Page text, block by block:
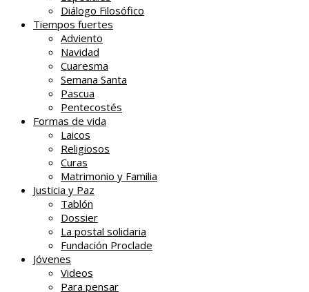
Diálogo Filosófico
Tiempos fuertes
Adviento
Navidad
Cuaresma
Semana Santa
Pascua
Pentecostés
Formas de vida
Laicos
Religiosos
Curas
Matrimonio y Familia
Justicia y Paz
Tablón
Dossier
La postal solidaria
Fundación Proclade
Jóvenes
Videos
Para pensar